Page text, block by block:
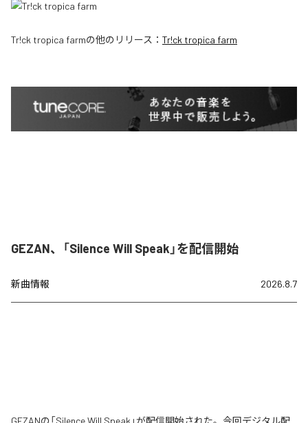
Tr!ck tropica farmの他のリリース： Tr!ck tropica farm
GEZAN、「Silence Will Speak」を配信開始
新曲情報 2026.8.7
GEZANの「Silence Will Speak」が配信開始された。今回デジタル配